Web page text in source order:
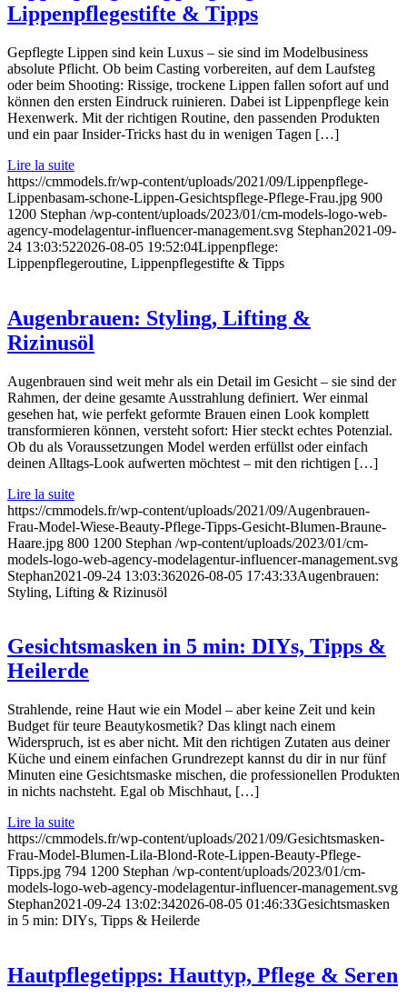
Lippenpflegestifte & Tipps
Gepflegte Lippen sind kein Luxus – sie sind im Modelbusiness
absolute Pflicht. Ob beim Casting vorbereiten, auf dem Laufsteg
oder beim Shooting: Rissige, trockene Lippen fallen sofort auf und
können den ersten Eindruck ruinieren. Dabei ist Lippenpflege kein
Hexenwerk. Mit der richtigen Routine, den passenden Produkten
und ein paar Insider-Tricks hast du in wenigen Tagen […]
Lire la suite
https://cmmodels.fr/wp-content/uploads/2021/09/Lippenpflege-
Lippenbasam-schone-Lippen-Gesichtspflege-Pflege-Frau.jpg 900
1200 Stephan /wp-content/uploads/2023/01/cm-models-logo-web-
agency-modelagentur-influencer-management.svg Stephan2021-09-
24 13:03:522026-08-05 19:52:04Lippenpflege:
Lippenpflegeroutine, Lippenpflegestifte & Tipps
Augenbrauen: Styling, Lifting &
Rizinusöl
Augenbrauen sind weit mehr als ein Detail im Gesicht – sie sind der
Rahmen, der deine gesamte Ausstrahlung definiert. Wer einmal
gesehen hat, wie perfekt geformte Brauen einen Look komplett
transformieren können, versteht sofort: Hier steckt echtes Potenzial.
Ob du als Voraussetzungen Model werden erfüllst oder einfach
deinen Alltags-Look aufwerten möchtest – mit den richtigen […]
Lire la suite
https://cmmodels.fr/wp-content/uploads/2021/09/Augenbrauen-
Frau-Model-Wiese-Beauty-Pflege-Tipps-Gesicht-Blumen-Braune-
Haare.jpg 800 1200 Stephan /wp-content/uploads/2023/01/cm-
models-logo-web-agency-modelagentur-influencer-management.svg
Stephan2021-09-24 13:03:362026-08-05 17:43:33Augenbrauen:
Styling, Lifting & Rizinusöl
Gesichtsmasken in 5 min: DIYs, Tipps &
Heilerde
Strahlende, reine Haut wie ein Model – aber keine Zeit und kein
Budget für teure Beautykosmetik? Das klingt nach einem
Widerspruch, ist es aber nicht. Mit den richtigen Zutaten aus deiner
Küche und einem einfachen Grundrezept kannst du dir in nur fünf
Minuten eine Gesichtsmaske mischen, die professionellen Produkten
in nichts nachsteht. Egal ob Mischhaut, […]
Lire la suite
https://cmmodels.fr/wp-content/uploads/2021/09/Gesichtsmasken-
Frau-Model-Blumen-Lila-Blond-Rote-Lippen-Beauty-Pflege-
Tipps.jpg 794 1200 Stephan /wp-content/uploads/2023/01/cm-
models-logo-web-agency-modelagentur-influencer-management.svg
Stephan2021-09-24 13:02:342026-08-05 01:46:33Gesichtsmasken
in 5 min: DIYs, Tipps & Heilerde
Hautpflegetipps: Hauttyp, Pflege & Seren